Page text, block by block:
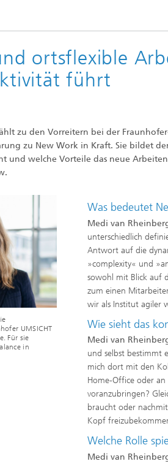
ortsflexible
führt
zu den Vorreitern bei der
zu New Work in Kraft. Sie bildet
und welche Vorteile das neue
UMSICHT
Für sie
in
Was bedeutet
Medi van
unterschiedlich
Antwort auf die
»complexity« und
sowohl mit Blick auf
zum einen
wir als Institut agiler
Wie sieht das
Medi van
und selbst bestimmt
mich dort mit den
Home-Office oder
voranzubringen?
braucht oder
Kopf
Welche Rolle
Medi van